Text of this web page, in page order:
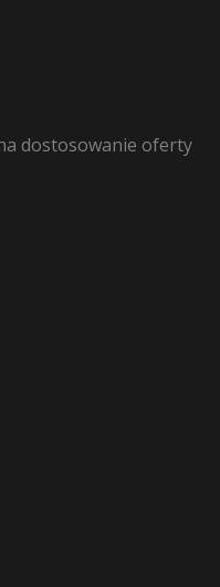
dostosowanie oferty